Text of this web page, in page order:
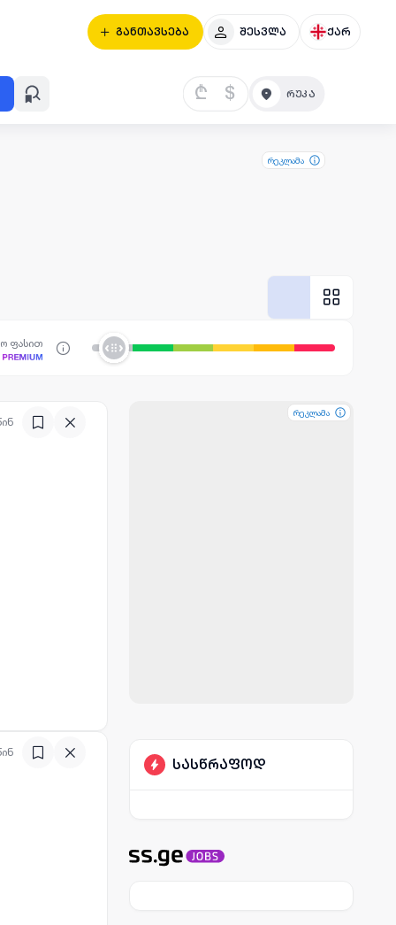
განთავსება შესვლა ქარ
₾ $
რეკლამა
ფასით
რეკლამა
რეკლამა
რეკლამა
სასწრაფოდ